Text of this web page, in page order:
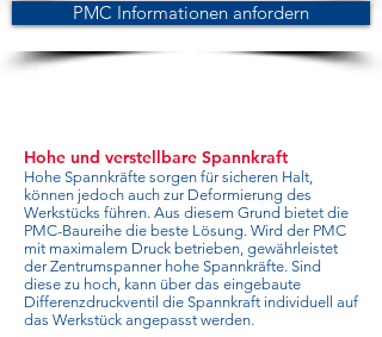
PMC Informationen anfordern
Hohe und verstellbare Spannkraft
Hohe Spannkräfte sorgen für sicheren Halt,
können jedoch auch zur Deformierung des
Werkstücks führen. Aus diesem Grund bietet die
PMC-Baureihe die beste Lösung. Wird der PMC
mit maximalem Druck betrieben, gewährleistet
der Zentrumspanner hohe Spannkräfte. Sind
diese zu hoch, kann über das eingebaute
Differenzdruckventil die Spannkraft individuell auf
das Werkstück angepasst werden.